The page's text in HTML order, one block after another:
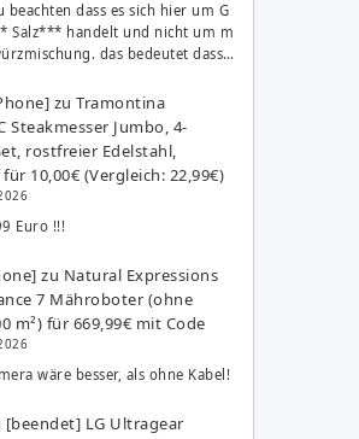
beachten dass es sich hier um G
Salz*** handelt und nicht um m
das bedeutet dass…
zuTramontina
Steakmesser Jumbo, 4-
rostfreier Edelstahl,
10,00€ (Vergleich: 22,99€)
Euro !!!
zu Natural Expressions
7 Mähroboter (ohne
m²) für 669,99€ mit Code
wäre besser, als ohne Kabel!
[beendet] LG Ultragear